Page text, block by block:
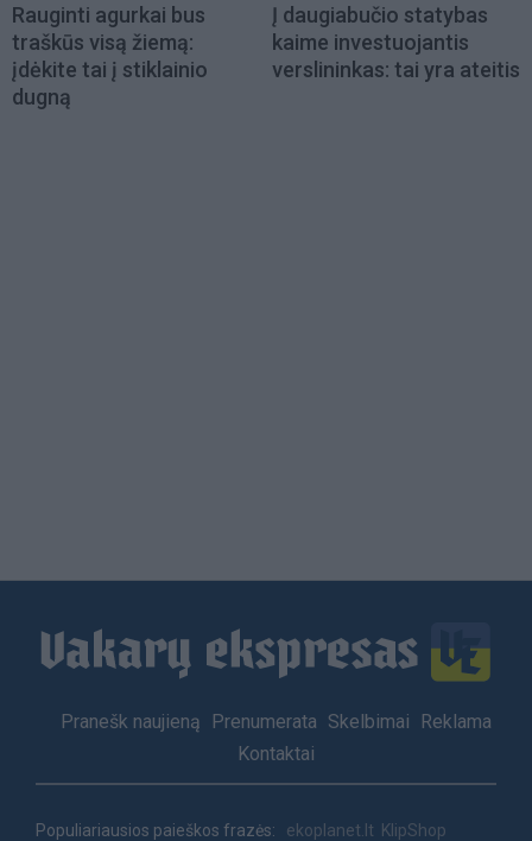
Rauginti agurkai bus
traškūs visą žiemą:
įdėkite tai į stiklainio
dugną
Į daugiabučio statybas
kaime investuojantis
verslininkas: tai yra ateitis
Footer
Pranešk naujieną Prenumerata Skelbimai
Reklama
Kontaktai
Populiariausios paieškos frazės: ekoplanet.lt KlipShop